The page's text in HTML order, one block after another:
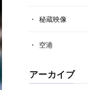
秘蔵映像
空港
アーカイブ